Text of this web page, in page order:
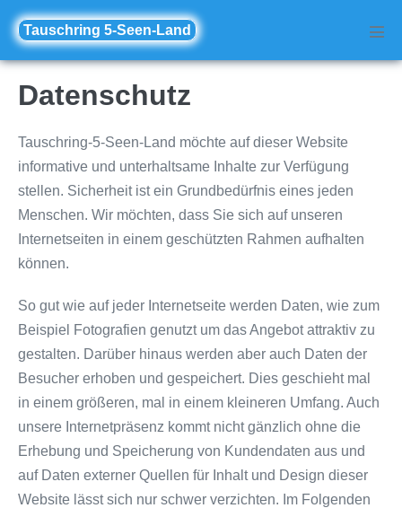
Zum
Inhalt
springen
Tauschring 5-Seen-Land
Datenschutz
Tauschring-5-Seen-Land möchte auf dieser Website
informative und unterhaltsame Inhalte zur Verfügung
stellen. Sicherheit ist ein Grundbedürfnis eines jeden
Menschen. Wir möchten, dass Sie sich auf unseren
Internetseiten in einem geschützten Rahmen aufhalten
können.
So gut wie auf jeder Internetseite werden Daten, wie zum
Beispiel Fotografien genutzt um das Angebot attraktiv zu
gestalten. Darüber hinaus werden aber auch Daten der
Besucher erhoben und gespeichert. Dies geschieht mal
in einem größeren, mal in einem kleineren Umfang. Auch
unsere Internetpräsenz kommt nicht gänzlich ohne die
Erhebung und Speicherung von Kundendaten aus und
auf Daten externer Quellen für Inhalt und Design dieser
Website lässt sich nur schwer verzichten. Im Folgenden